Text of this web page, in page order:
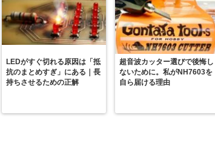
LEDがすぐ切れる原因は「抵
抗のまとめすぎ」にある｜長
持ちさせるための正解
超音波カッター選びで後悔し
ないために。私がNH7603を
自ら届ける理由